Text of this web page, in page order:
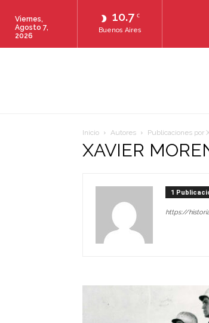
10.7 C
Buenos Aires
Viernes,
Agosto 7,
2026
Inicio Autores Publicaciones por
XAVIER
1
https://